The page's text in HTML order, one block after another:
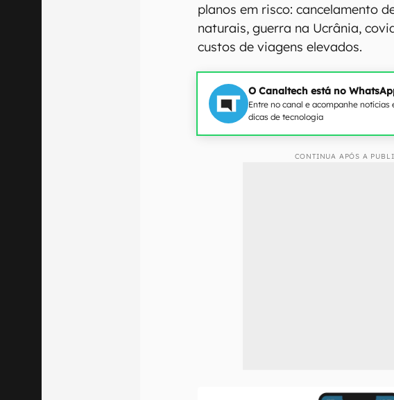
planos em risco: cancelamento
naturais, guerra na Ucrânia,
custos de viagens elevados.
O Canaltech está no
Entre no canal e acompanhe notícias
dicas de tecnologia
CONTINUA APÓS A